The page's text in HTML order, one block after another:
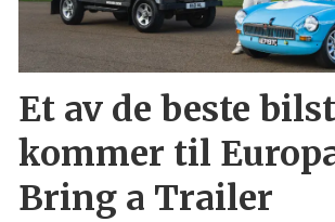
Et av de beste
kommer til
Bring a Trailer